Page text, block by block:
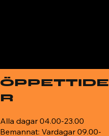
ÖPPETTIDE
R
Alla dagar 04.00-23.00
Bemannat: Vardagar 09.00-